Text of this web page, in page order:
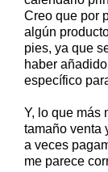
Creo que por
algún
pies, ya que
haber
específico
Y, lo que más
tamaño venta
a veces
me parece